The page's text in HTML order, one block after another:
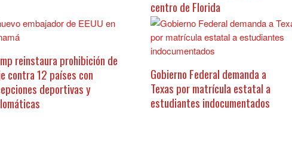
centro de Florida
reinstaura prohibición de
contra 12 países con
deportivas y
Gobierno Federal demanda a
Texas por matrícula estatal a
estudiantes indocumentados